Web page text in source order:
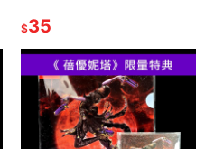
玩
$35